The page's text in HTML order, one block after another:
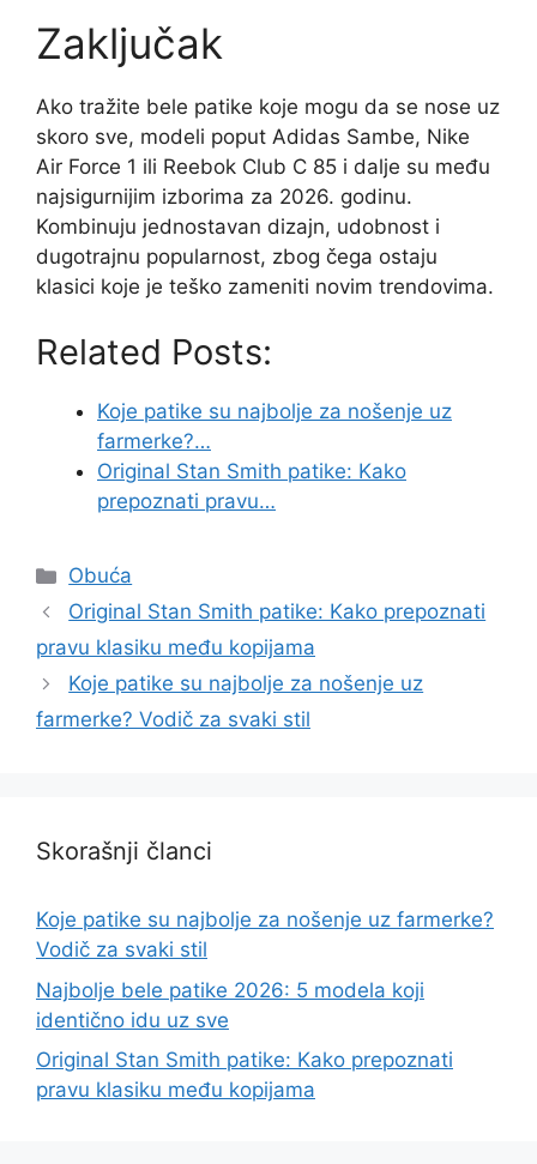
Zaključak
Ako tražite bele patike koje mogu da se nose uz
skoro sve, modeli poput Adidas Sambe, Nike
Air Force 1 ili Reebok Club C 85 i dalje su među
najsigurnijim izborima za 2026. godinu.
Kombinuju jednostavan dizajn, udobnost i
dugotrajnu popularnost, zbog čega ostaju
klasici koje je teško zameniti novim trendovima.
Related Posts:
Koje patike su najbolje za nošenje uz
farmerke?…
Original Stan Smith patike: Kako
prepoznati pravu…
Categories
Obuća
Original Stan Smith patike: Kako prepoznati
pravu klasiku među kopijama
Koje patike su najbolje za nošenje uz
farmerke? Vodič za svaki stil
Skorašnji članci
Koje patike su najbolje za nošenje uz farmerke?
Vodič za svaki stil
Najbolje bele patike 2026: 5 modela koji
identično idu uz sve
Original Stan Smith patike: Kako prepoznati
pravu klasiku među kopijama